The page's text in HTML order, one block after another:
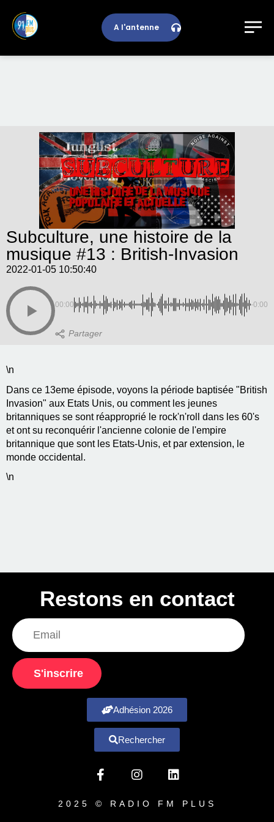
A l'antenne
Subculture, une histoire de la
musique #13 : British-Invasion
2022-01-05 10:50:40
00:00 -0:00
\n
Dans ce 13eme épisode, voyons la période baptisée "British
Invasion" aux Etats Unis, ou comment les jeunes
britanniques se sont réapproprié le rock'n'roll dans les 60's
et ont su reconquérir l'ancienne colonie de l'empire
britannique que sont les Etats-Unis, et par extension, le
monde occidental.
\n
Restons en contact
S'inscrire
Adhésion 2026
Rechercher
2025 © RADIO FM PLUS